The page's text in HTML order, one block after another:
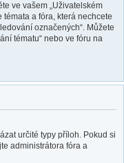
ve vašem „Uživatelském
témata a fóra, která nechcete
označených“. Můžete
tématu“ nebo ve fóru na
určité typy příloh. Pokud si
administrátora fóra a